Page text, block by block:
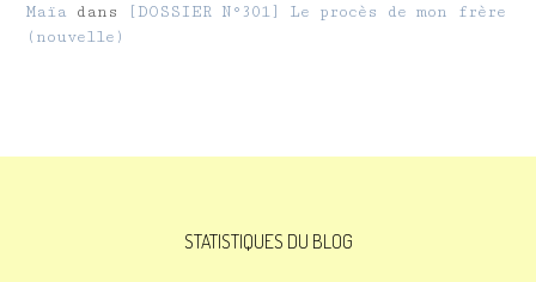
Maïa dans
[DOSSIER N°301] Le procès de mon frère
(nouvelle)
STATISTIQUES DU BLOG